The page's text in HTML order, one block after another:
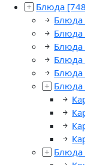
Блюда
Блюда
Блюда
Блюда
Блюда
Блюда
Блюда
Блюда